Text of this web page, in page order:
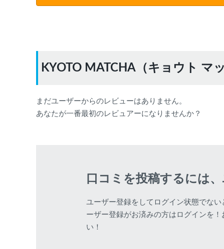
KYOTO MATCHA（キョウト マ
まだユーザーからのレビューはありません。
あなたが一番最初のレビュアーになりませんか？
口コミを投稿するには
ユーザー登録をしてログイン状態でな
ーザー登録がお済みの方はログインを
い！